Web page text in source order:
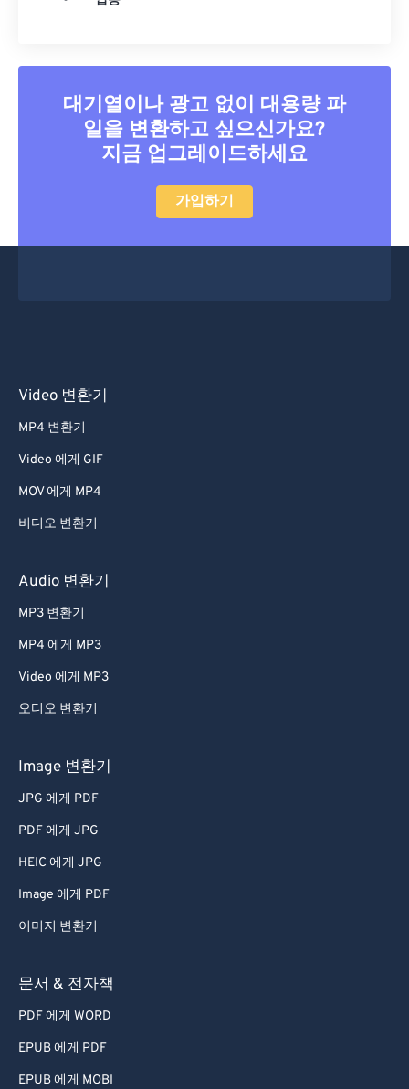
대기열이나 광고 없이 대용량 파
일을 변환하고 싶으신가요?
지금 업그레이드하세요
가입하기
Video 변환기
MP4 변환기
Video 에게 GIF
MOV 에게 MP4
비디오 변환기
Audio 변환기
MP3 변환기
MP4 에게 MP3
Video 에게 MP3
오디오 변환기
Image 변환기
JPG 에게 PDF
PDF 에게 JPG
HEIC 에게 JPG
Image 에게 PDF
이미지 변환기
문서 & 전자책
PDF 에게 WORD
EPUB 에게 PDF
EPUB 에게 MOBI